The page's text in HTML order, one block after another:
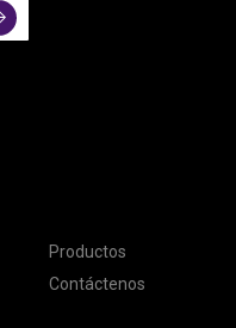
Productos
Contáctenos